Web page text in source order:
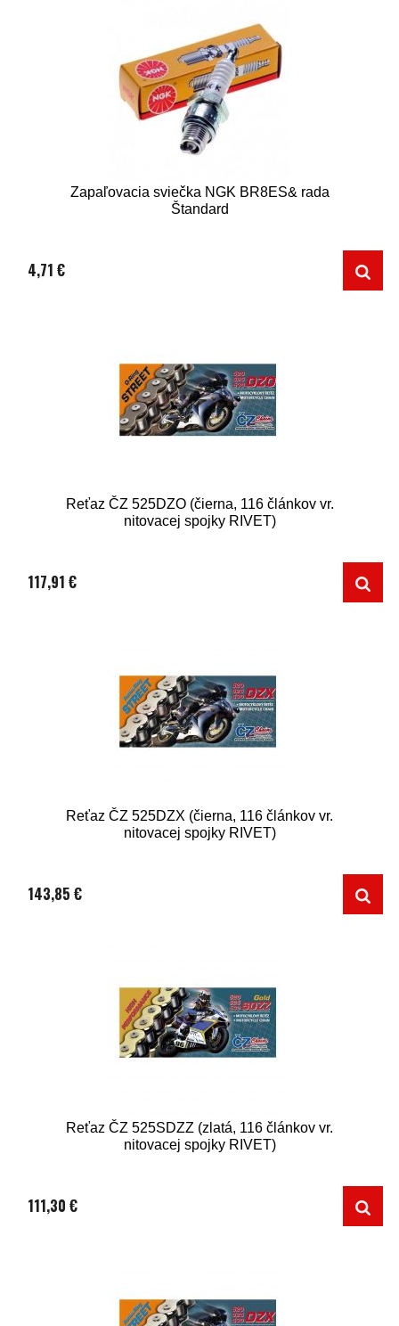
Zapaľovacia sviečka NGK BR8ES& rada
Štandard
4,71 €
Reťaz ČZ 525DZO (čierna, 116 článkov vr.
nitovacej spojky RIVET)
117,91 €
Reťaz ČZ 525DZX (čierna, 116 článkov vr.
nitovacej spojky RIVET)
143,85 €
Reťaz ČZ 525SDZZ (zlatá, 116 článkov vr.
nitovacej spojky RIVET)
111,30 €